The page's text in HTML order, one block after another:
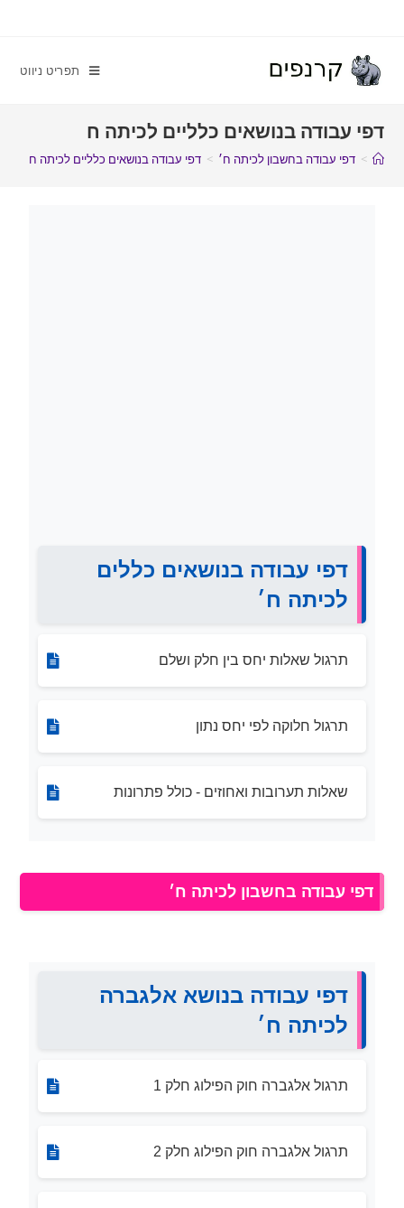
תפריט ניווט
דפי עבודה בנושאים כלליים לכיתה ח
> דפי עבודה בחשבון לכיתה ח׳ > דפי עבודה בנושאים כלליים לכיתה ח
דפי עבודה בנושאים כללים
לכיתה ח׳
תרגול שאלות יחס בין חלק ושלם
תרגול חלוקה לפי יחס נתון
שאלות תערובות ואחוזים - כולל פתרונות
דפי עבודה בחשבון לכיתה ח׳
דפי עבודה בנושא אלגברה
לכיתה ח׳
תרגול אלגברה חוק הפילוג חלק 1
תרגול אלגברה חוק הפילוג חלק 2